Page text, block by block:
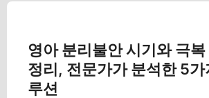
영아 분리불안 시기와 극
정리, 전문가가 분석한 5가
루션